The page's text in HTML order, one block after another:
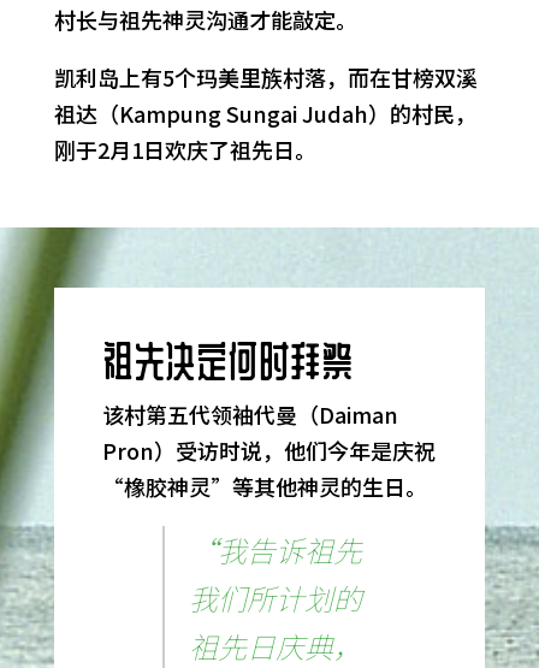
村长与祖先神灵沟通才能敲定。
凯利岛上有5个玛美里族村落，而在甘榜双溪
祖达（Kampung Sungai Judah）的村民，
刚于2月1日欢庆了祖先日。
祖先决定何时拜祭
该村第五代领袖代曼（Daiman
Pron）受访时说，他们今年是庆祝
“橡胶神灵”等其他神灵的生日。
“我告诉祖先
我们所计划的
祖先日庆典，